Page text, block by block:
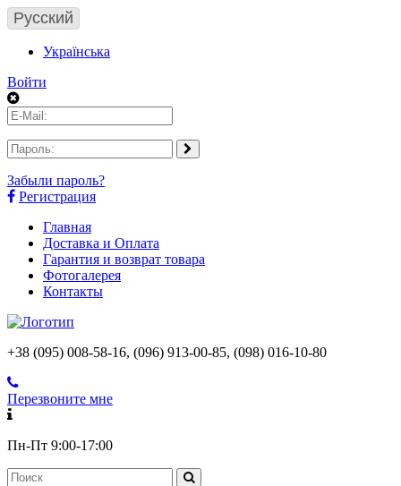
Русский
Українська
Войти
Забыли пароль?
Регистрация
Главная
Доставка и Оплата
Гарантия и возврат товара
Фотогалерея
Контакты
+38 (095) 008-58-16, (096) 913-00-85, (098) 016-10-80
Перезвоните мне
Пн-Пт 9:00-17:00